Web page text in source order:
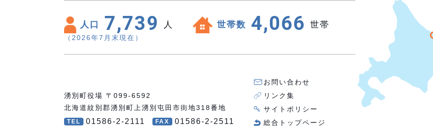
人口 7,739 人 世帯数 4,066 世帯
（2026年7月末現在）
湧別町役場 〒099-6592
北海道紋別郡湧別町上湧別屯田市街地318番地
TEL 01586-2-2111 FAX 01586-2-2511
お問い合わせ
リンク集
サイトポリシー
総合トップページ